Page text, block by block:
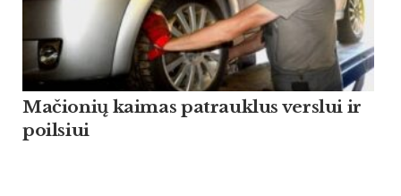
Mačionių kaimas patrauklus verslui ir
poilsiui